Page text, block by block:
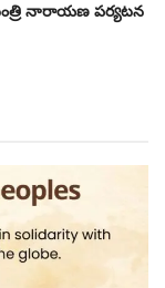
నారాయణ పర్యటన